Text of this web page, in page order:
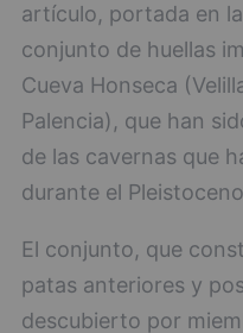
artículo, portada en
conjunto de huellas
Cueva Honseca
Palencia), que han
de las cavernas que
durante el
El conjunto, que
patas anteriores y
descubierto por